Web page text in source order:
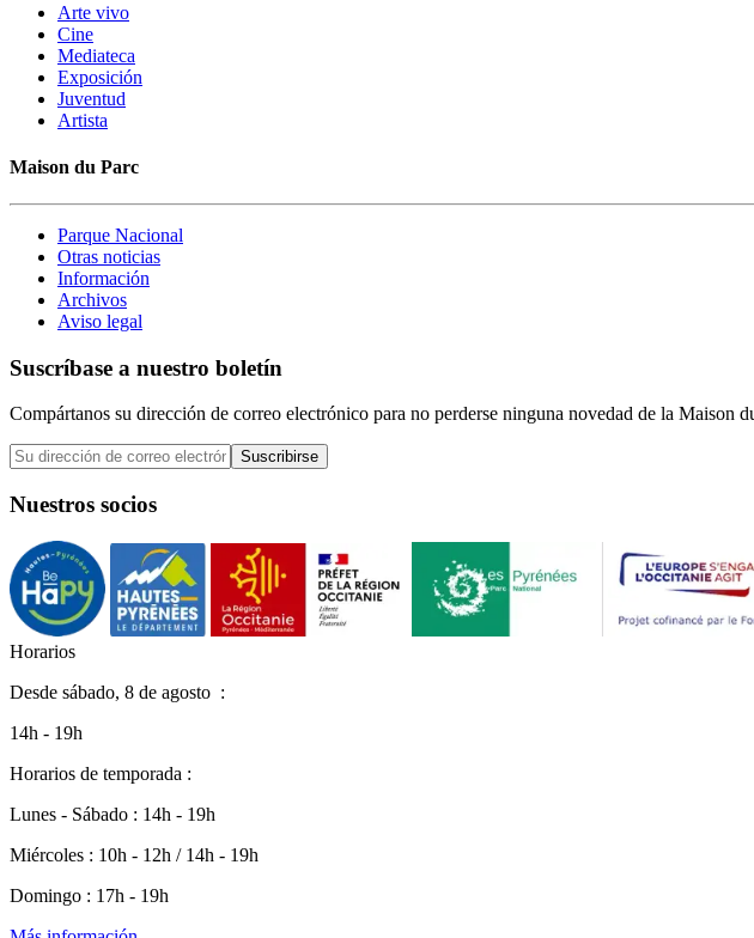
Arte vivo
Cine
Mediateca
Exposición
Juventud
Artista
Maison du Parc
Parque Nacional
Otras noticias
Información
Archivos
Aviso legal
Suscríbase a nuestro boletín
Compártanos su dirección de correo electrónico para no perderse ninguna novedad de la Maison
Suscribirse
Nuestros socios
Horarios
Desde sábado, 8 de agosto :
14h - 19h
Horarios de temporada :
Lunes - Sábado : 14h - 19h
Miércoles : 10h - 12h / 14h - 19h
Domingo : 17h - 19h